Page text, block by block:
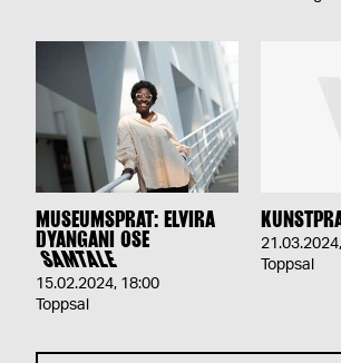
MUSEUMSPRAT: ELVIRA
DYANGANI OSE
SAMTALE
15.02.2024, 18:00
Toppsal
21.03.2024,
Toppsal